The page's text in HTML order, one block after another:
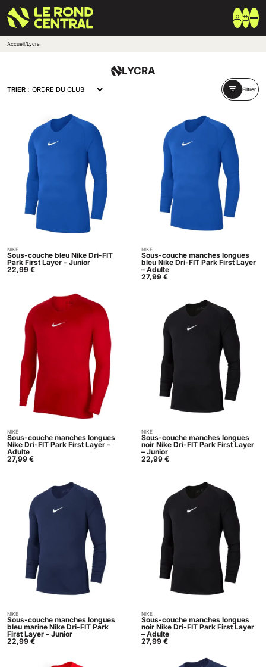
Bas de survêtement
Shorts & Chaussettes
Vêtements techniques
Equipements
Sac & Bagagerie
Ballons
Accessoires entrainement
Marques
Nike
Adidas
Uhlsport
Créer une boutique club
Blog
Accueil/Lycra
LYCRA
TRIER : Filtrer
Acheter
NIKE
Sous-couche bleu Nike Dri-FIT
Park First Layer – Junior
22,99 €
Acheter
NIKE
Sous-couche manches longues
bleu Nike Dri-FIT Park First Layer
– Adulte
27,99 €
Acheter
NIKE
Sous-couche manches longues
Nike Dri-FIT Park First Layer –
Adulte
27,99 €
Acheter
NIKE
Sous-couche manches longues
noir Nike Dri-FIT Park First Layer
– Junior
22,99 €
Acheter
NIKE
Sous-couche manches longues
bleu marine Nike Dri-FIT Park
First Layer – Junior
22,99 €
Acheter
NIKE
Sous-couche manches longues
noir Nike Dri-FIT Park First Layer
– Adulte
27,99 €